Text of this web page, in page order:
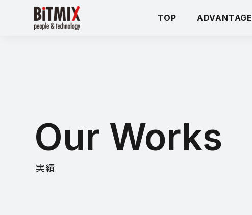
TOP ADVANTAGE
Our Works
実績